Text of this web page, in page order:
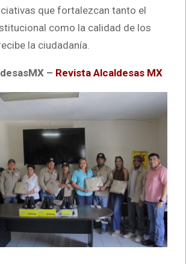
que fortalezcan tanto el
como la calidad de los
la ciudadanía.
– Revista Alcaldesas MX